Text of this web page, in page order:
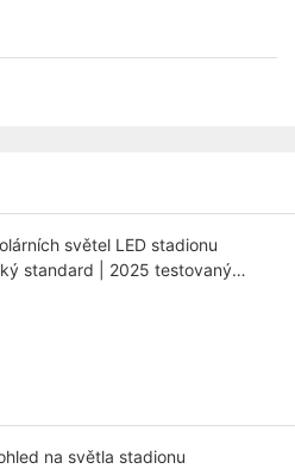
světel LED stadionu
standard | 2025 testovaný
na světla stadionu